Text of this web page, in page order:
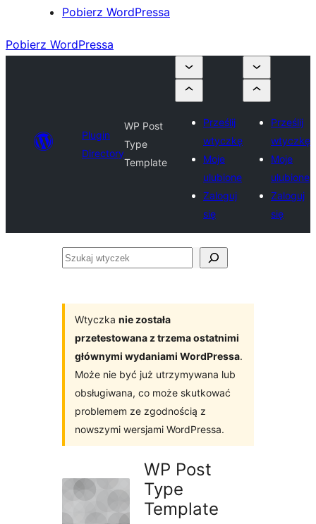
Pobierz WordPressa
Pobierz WordPressa
Plugin
Directory
WP Post
Type
Template
Prześlij
wtyczkę
Moje
ulubione
Zaloguj
się
Prześlij
wtyczkę
Moje
ulubione
Zaloguj
się
Szukaj
Wtyczka nie została
przetestowana z trzema ostatnimi
głównymi wydaniami WordPressa.
Może nie być już utrzymywana lub
obsługiwana, co może skutkować
problemem ze zgodnością z
nowszymi wersjami WordPressa.
WP Post
Type
Template